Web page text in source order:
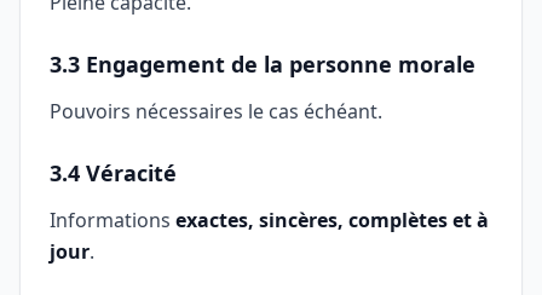
3.3 Engagement de la personne morale
Pouvoirs nécessaires le cas échéant.
3.4 Véracité
Informations exactes, sincères, complètes et à
jour.